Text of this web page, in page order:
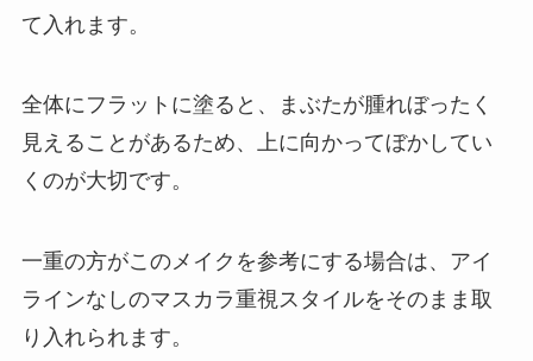
て入れます。
全体にフラットに塗ると、まぶたが腫れぼったく
見えることがあるため、上に向かってぼかしてい
くのが大切です。
一重の方がこのメイクを参考にする場合は、アイ
ラインなしのマスカラ重視スタイルをそのまま取
り入れられます。